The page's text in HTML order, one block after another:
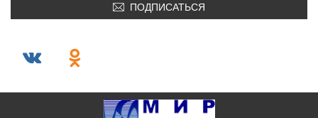
ПОДПИСАТЬСЯ